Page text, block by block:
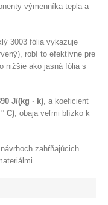
výmenníka tepla a
3003 fólia vykazuje
robí to efektívne pre
nižšie ako jasná fólia s
J/(kg · k), a koeficient
C), obaja veľmi blízko k
zahŕňajúcich